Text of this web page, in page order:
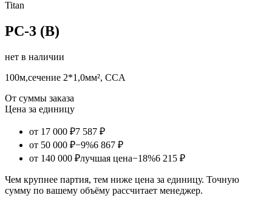
Titan
PC-3 (B)
нет в наличии
100м,сечение 2*1,0мм², CCA
От суммы заказа
Цена за единицу
от 17 000 ₽7 587 ₽
от 50 000 ₽−9%6 867 ₽
от 140 000 ₽лучшая цена−18%6 215 ₽
Чем крупнее партия, тем ниже цена за единицу. Точную
сумму по вашему объёму рассчитает менеджер.